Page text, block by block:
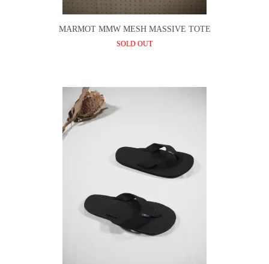
MARMOT MMW MESH MASSIVE TOTE
SOLD OUT